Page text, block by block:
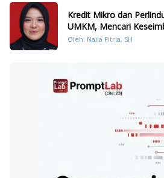
Kredit Mikro dan
UMKM, Mencari
dan Akses
Oleh: Naila Fitria, SH